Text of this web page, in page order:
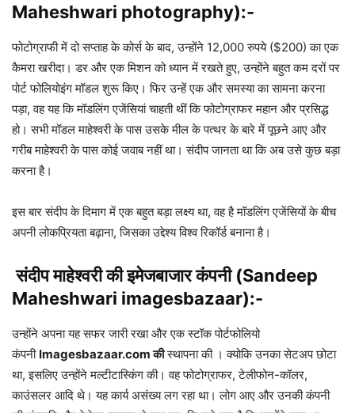
Maheshwari photography):-
फोटोग्राफी में दो सप्ताह के कोर्स के बाद, उन्होंने 12,000 रुपये ($200) का एक
कैमरा खरीदा। डर और एक मिशन को ध्यान में रखते हुए, उन्होंने बहुत कम दरों पर
पोर्ट फोलियोइंग मॉडल शुरू किए। फिर उन्हें एक और समस्या का सामना करना
पड़ा, वह यह कि मॉडलिंग एजेंसियां ​​चाहती थीं कि फोटोग्राफर महान और प्रसिद्ध
हो। सभी मॉडल माहेश्वरी के पास उसके मील के पत्थर के बारे में पूछने आए और
गरीब माहेश्वरी के पास कोई जवाब नहीं था। संदीप जानता था कि अब उसे कुछ बड़ा
करना है।
इस बार संदीप के दिमाग में एक बहुत बड़ा लक्ष्य था, वह है मॉडलिंग एजेंसियों के बीच
अपनी लोकप्रियता बढ़ाना, जिसका उद्देश्य विश्व रिकॉर्ड बनाना है।
संदीप माहेश्वरी की इमेजबाजार कंपनी (Sandeep
Maheshwari imagesbazaar):-
उन्होंने अपना यह सफर जारी रखा और एक स्टॉक पोर्टफोलियो
कंपनी Imagesbazaar.com कीस्थापना की । क्योकि उनका सेटअप छोटा
था, इसलिए उन्होंने मल्टीटास्किंग की। वह फोटोग्राफर, टेलीफोन-कॉलर,
काउंसलर आदि थे। यह कार्य असंख्य लग रहा था। लोग आए और उनकी कंपनी